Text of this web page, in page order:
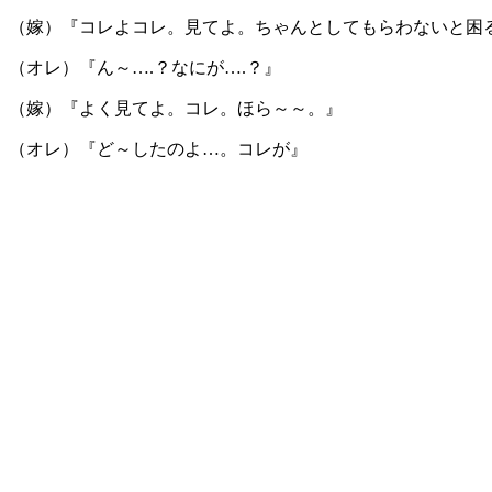
（嫁）『コレよコレ。見てよ。ちゃんとしてもらわないと困
（オレ）『ん～….？なにが….？』
（嫁）『よく見てよ。コレ。ほら～～。』
（オレ）『ど～したのよ…。コレが』